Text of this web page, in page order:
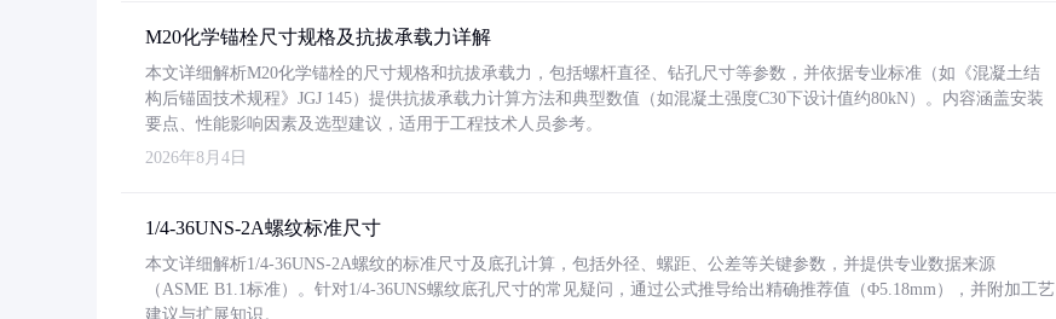
M20化学锚栓尺寸规格及抗拔承载力详解
本文详细解析M20化学锚栓的尺寸规格和抗拔承载力，包括螺杆直径、钻孔尺寸等参数，并依据专业标准（如《混凝土结
构后锚固技术规程》JGJ 145）提供抗拔承载力计算方法和典型数值（如混凝土强度C30下设计值约80kN）。内容涵盖安装
要点、性能影响因素及选型建议，适用于工程技术人员参考。
2026年8月4日
1/4-36UNS-2A螺纹标准尺寸
本文详细解析1/4-36UNS-2A螺纹的标准尺寸及底孔计算，包括外径、螺距、公差等关键参数，并提供专业数据来源
（ASME B1.1标准）。针对1/4-36UNS螺纹底孔尺寸的常见疑问，通过公式推导给出精确推荐值（Φ5.18mm），并附加工艺
建议与扩展知识。